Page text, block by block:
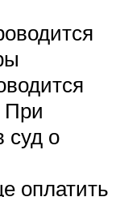
При
суд о
оплатить